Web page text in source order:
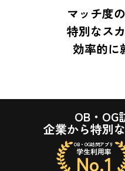
マッチ度
特別なス
効率的に
OB・OG
企業から特別
OB・OG訪問アプリ
学生利用率
No.1